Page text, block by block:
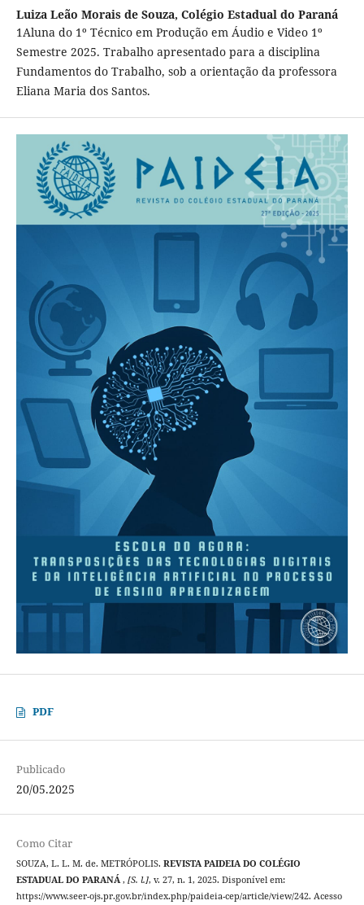
Luiza Leão Morais de Souza, Colégio Estadual do Paraná
1Aluna do 1º Técnico em Produção em Áudio e Video 1º
Semestre 2025. Trabalho apresentado para a disciplina
Fundamentos do Trabalho, sob a orientação da professora
Eliana Maria dos Santos.
PDF
Publicado
20/05.2025
Como Citar
SOUZA, L. L. M. de. METRÓPOLIS. REVISTA PAIDEIA DO COLÉGIO
ESTADUAL DO PARANÁ , [S. l.], v. 27, n. 1, 2025. Disponível em:
https://www.seer-ojs.pr.gov.br/index.php/paideia-cep/article/view/242. Acesso